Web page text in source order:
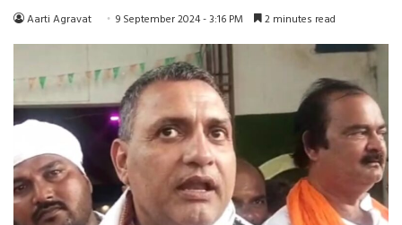
Aarti Agravat 9 September 2024 - 3:16 PM 2 minutes read